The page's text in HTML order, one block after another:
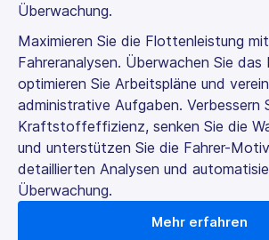
Überwachung.
Maximieren Sie die Flottenleistung
Fahreranalysen. Überwachen Sie das
optimieren Sie Arbeitspläne und
administrative Aufgaben. Verbessern
Kraftstoffeffizienz, senken Sie die
und unterstützen Sie die Fahrer-
detaillierten Analysen und
Überwachung.
Mehr erfahren